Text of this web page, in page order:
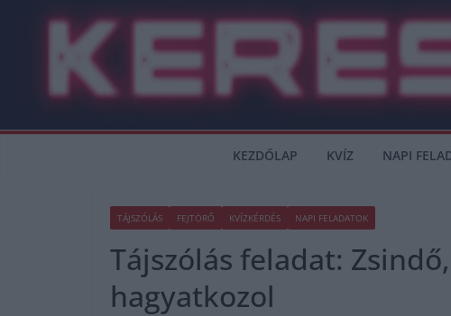
KEZDŐLAP KVÍZ NAPI
TÁJSZÓLÁS FEJTÖRŐ KVÍZKÉRDÉS NAPI FELADATOK
Tájszólás feladat:
hagyatkozol